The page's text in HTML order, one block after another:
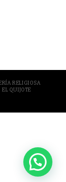
RELIGIOSA
EL QUIJOTE